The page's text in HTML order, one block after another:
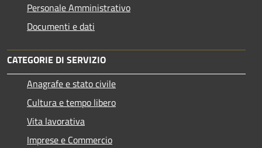
Personale Amministrativo
Documenti e dati
CATEGORIE DI SERVIZIO
Anagrafe e stato civile
Cultura e tempo libero
Vita lavorativa
Imprese e Commercio